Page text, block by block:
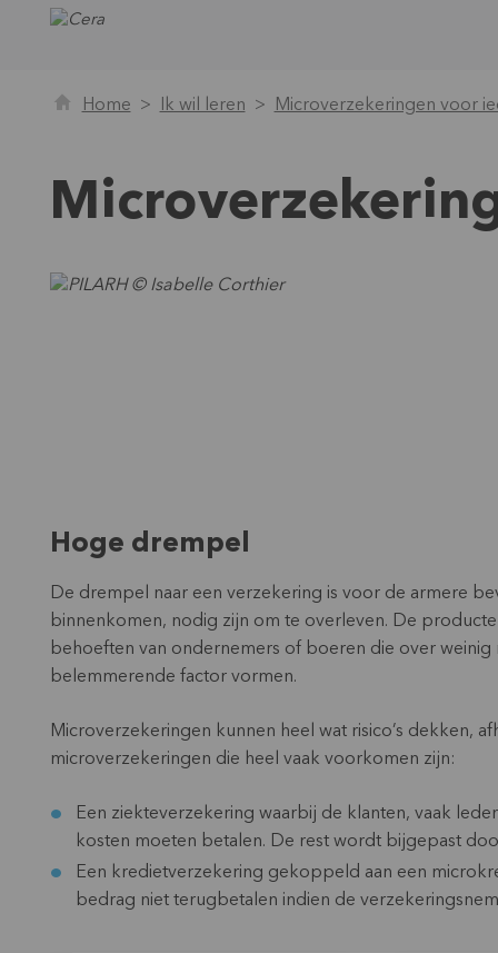
Home Ik wil leren Microverzekeringen voor
Hoge drempel
De drempel naar een verzekering is voor de armere
binnenkomen, nodig zijn om te overleven. De
behoeften van ondernemers of boeren die over
belemmerende factor vormen.
Microverzekeringen kunnen heel wat risico’s dekken,
microverzekeringen die heel vaak voorkomen zijn:
Een ziekteverzekering waarbij de klanten, vaak
kosten moeten betalen. De rest wordt bijgepast
Een kredietverzekering gekoppeld aan een
bedrag niet terugbetalen indien de